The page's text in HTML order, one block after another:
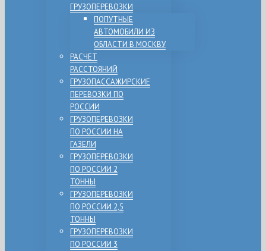
ГРУЗОПЕРЕВОЗКИ
ПОПУТНЫЕ
АВТОМОБИЛИ ИЗ
ОБЛАСТИ В МОСКВУ
РАСЧЕТ
РАССТОЯНИЙ
ГРУЗОПАССАЖИРСКИЕ
ПЕРЕВОЗКИ ПО
РОССИИ
ГРУЗОПЕРЕВОЗКИ
ПО РОССИИ НА
ГАЗЕЛИ
ГРУЗОПЕРЕВОЗКИ
ПО РОССИИ 2
ТОННЫ
ГРУЗОПЕРЕВОЗКИ
ПО РОССИИ 2,5
ТОННЫ
ГРУЗОПЕРЕВОЗКИ
ПО РОССИИ 3